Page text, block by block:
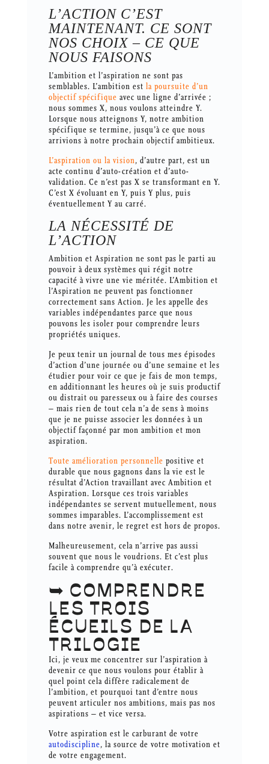
L’ACTION C’EST
MAINTENANT. CE SONT
NOS CHOIX – CE QUE
NOUS FAISONS
L’ambition et l’aspiration ne sont pas
semblables. L’ambition est la poursuite d’un
objectif spécifique avec une ligne d’arrivée ;
nous sommes X, nous voulons atteindre Y.
Lorsque nous atteignons Y, notre ambition
spécifique se termine, jusqu’à ce que nous
arrivions à notre prochain objectif ambitieux.
L’aspiration ou la vision, d’autre part, est un
acte continu d’auto-création et d’auto-
validation. Ce n’est pas X se transformant en Y.
C’est X évoluant en Y, puis Y plus, puis
éventuellement Y au carré.
LA NÉCESSITÉ DE
L’ACTION
Ambition et Aspiration ne sont pas le parti au
pouvoir à deux systèmes qui régit notre
capacité à vivre une vie méritée. L’Ambition et
l’Aspiration ne peuvent pas fonctionner
correctement sans Action. Je les appelle des
variables indépendantes parce que nous
pouvons les isoler pour comprendre leurs
propriétés uniques.
Je peux tenir un journal de tous mes épisodes
d’action d’une journée ou d’une semaine et les
étudier pour voir ce que je fais de mon temps,
en additionnant les heures où je suis productif
ou distrait ou paresseux ou à faire des courses
– mais rien de tout cela n’a de sens à moins
que je ne puisse associer les données à un
objectif façonné par mon ambition et mon
aspiration.
Toute amélioration personnelle positive et
durable que nous gagnons dans la vie est le
résultat d’Action travaillant avec Ambition et
Aspiration. Lorsque ces trois variables
indépendantes se servent mutuellement, nous
sommes imparables. L’accomplissement est
dans notre avenir, le regret est hors de propos.
Malheureusement, cela n’arrive pas aussi
souvent que nous le voudrions. Et c’est plus
facile à comprendre qu’à exécuter.
➥ COMPRENDRE
LES TROIS
ÉCUEILS DE LA
TRILOGIE
Ici, je veux me concentrer sur l’aspiration à
devenir ce que nous voulons pour établir à
quel point cela diffère radicalement de
l’ambition, et pourquoi tant d’entre nous
peuvent articuler nos ambitions, mais pas nos
aspirations – et vice versa.
Votre aspiration est le carburant de votre
autodiscipline, la source de votre motivation et
de votre engagement.